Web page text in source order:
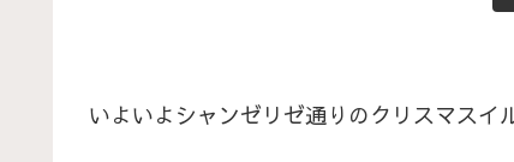
いよいよシャンゼリゼ通りのクリスマスイ